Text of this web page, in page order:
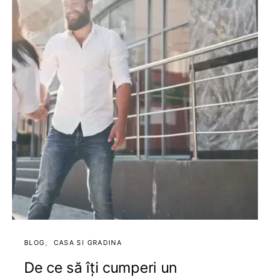
BLOG CASA SI GRADINA
De ce să îți cumperi un